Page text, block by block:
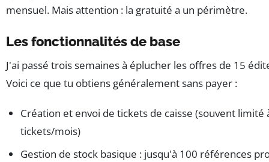
mensuel. Mais attention : la gratuité a un périmètre.
Les fonctionnalités de base
J'ai passé trois semaines à éplucher les offres de 15
Voici ce que tu obtiens généralement sans payer :
Création et envoi de tickets de caisse (souvent limité
tickets/mois)
Gestion de stock basique : jusqu'à 100 références